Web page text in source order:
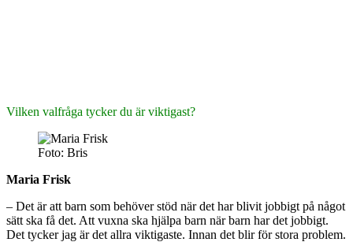
Vilken valfråga tycker du är viktigast?
Foto: Bris
Maria Frisk
– Det är att barn som behöver stöd när det har blivit jobbigt på något
sätt ska få det. Att vuxna ska hjälpa barn när barn har det jobbigt.
Det tycker jag är det allra viktigaste. Innan det blir för stora problem.